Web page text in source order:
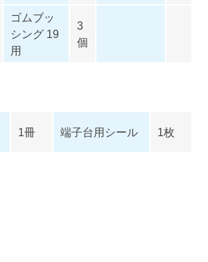
ゴムブッ
シング 19
用
3
個
1冊 端子台用シール 1枚